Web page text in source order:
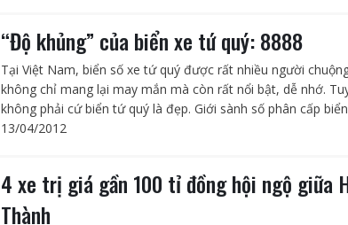
“Độ khủng” của biển xe tứ quý: 8888
Tại Việt Nam, biển số xe tứ quý được rất nhiều người
không chỉ mang lại may mắn mà còn rất nổi bật, dễ nhớ.
không phải cứ biển tứ quý là đẹp. Giới sành số phân cấp
13/04/2012
4 xe trị giá gần 100 tỉ đồng hội ngộ giữa
Thành